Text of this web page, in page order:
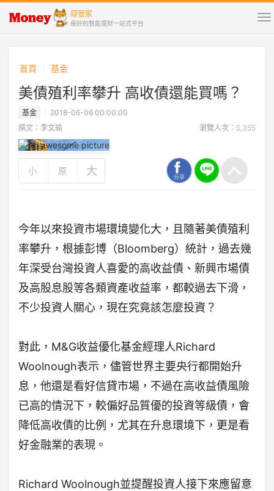
錢管家
最好的智能理財一站式平台
首頁 基金
美債殖利率攀升 高收債還能買嗎？
基金
2018-06-06 00:00:00
撰文：李文瑜
瀏覽人次：5,355
小 原 大 分享
今年以來投資市場環境變化大，且隨著美債殖利
率攀升，根據彭博（Bloomberg）統計，過去幾
年深受台灣投資人喜愛的高收益債、新興市場債
及高股息股等各類資產收益率，都較過去下滑，
不少投資人關心，現在究竟該怎麼投資？
對此，M&G收益優化基金經理人Richard
Woolnough表示，儘管世界主要央行都開始升
息，他還是看好信貸市場，不過在高收益債風險
已高的情況下，較偏好品質優的投資等級債，會
降低高收債的比例，尤其在升息環境下，更是看
好金融業的表現。
Richard Woolnough並提醒投資人接下來應留意